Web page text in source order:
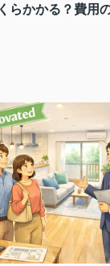
らかかる？費用